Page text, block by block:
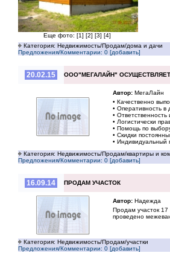
Еще фото: [1] [2] [3] [4]
Категория: Недвижимость/Продам/дома и дачи
Предложения/Комментарии: 0 [добавить]
20.02.15 ООО"МЕГАЛАЙН"
Автор: МегаЛайн
• Качественно
• Оперативность в
•
• Логистически
• Помощь по
• Скидки
• Индивидуальный
Категория: Недвижимость/Продам/квартиры и
Предложения/Комментарии: 0 [добавить]
16.09.14 ПРОДАМ УЧАСТОК
Автор: Надежда
Продам участок 17
проведено
Категория: Недвижимость/Продам/участки
Предложения/Комментарии: 0 [добавить]